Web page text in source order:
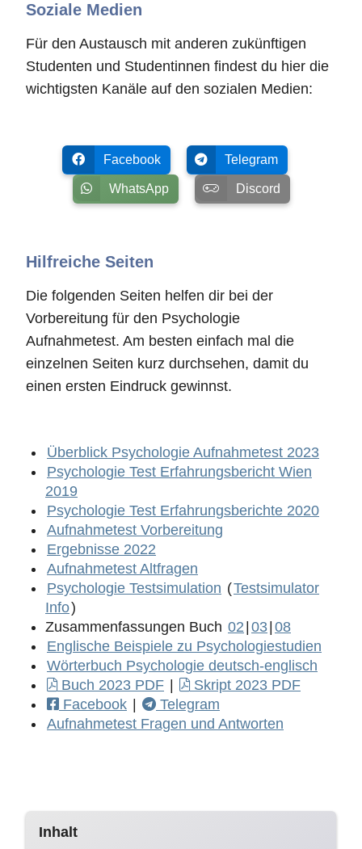
Soziale Medien
Für den Austausch mit anderen zukünftigen
Studenten und Studentinnen findest du hier die
wichtigsten Kanäle auf den sozialen Medien:
Facebook Telegram
WhatsApp Discord
Hilfreiche Seiten
Die folgenden Seiten helfen dir bei der
Vorbereitung für den Psychologie
Aufnahmetest. Am besten einfach mal die
einzelnen Seiten kurz durchsehen, damit du
einen ersten Eindruck gewinnst.
Überblick Psychologie Aufnahmetest 2023
Psychologie Test Erfahrungsbericht Wien
2019
Psychologie Test Erfahrungsberichte 2020
Aufnahmetest Vorbereitung
Ergebnisse 2022
Aufnahmetest Altfragen
Psychologie Testsimulation (Testsimulator
Info)
Zusammenfassungen Buch 02 03 08
Englische Beispiele zu Psychologiestudien
Wörterbuch Psychologie deutsch-englisch
Buch 2023 PDF
Skript 2023 PDF
Facebook
Telegram
Aufnahmetest Fragen und Antworten
Inhalt